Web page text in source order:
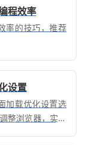
程效率
率的技巧，推荐
设置
加载优化设置选
整浏览器，实现